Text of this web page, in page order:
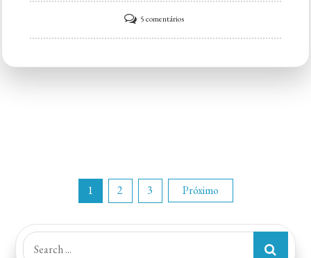
5 comentáriosem
Adega
Paginação
de
1 2 3 Próximo
Search